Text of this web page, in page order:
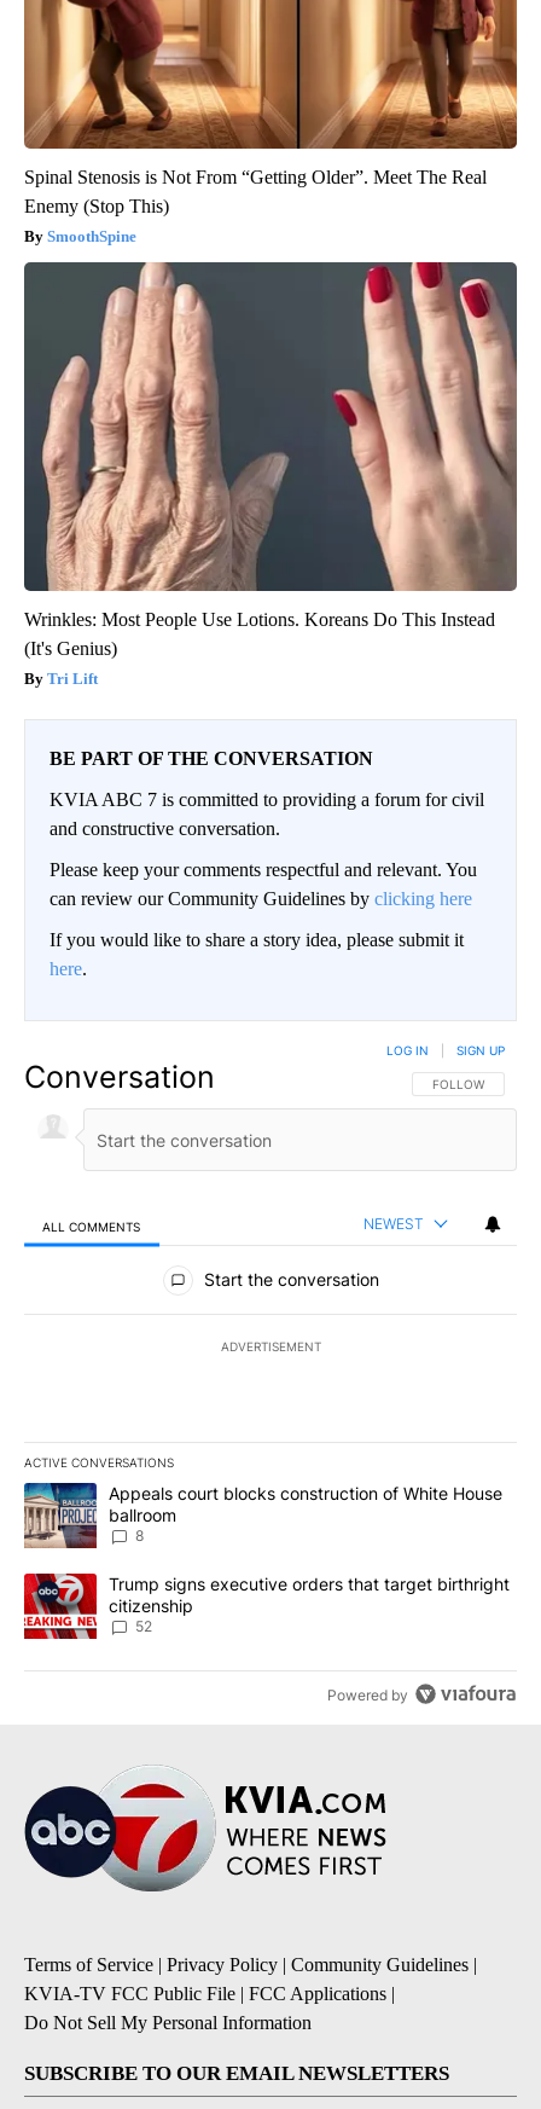
Spinal Stenosis is Not From “Getting Older”. Meet The Real
Enemy (Stop This)
SmoothSpine
Wrinkles: Most People Use Lotions. Koreans Do This Instead
(It's Genius)
Tri Lift
BE PART OF THE CONVERSATION
KVIA ABC 7 is committed to providing a forum for civil
and constructive conversation.
Please keep your comments respectful and relevant. You
can review our Community Guidelines by clicking here
If you would like to share a story idea, please submit it
here.
Conversation FOLLOW THIS
FOLLOW
LOG IN SIGN UP
ALL COMMENTS NEWEST
All Comments
Start the conversation
ADVERTISEMENT
ACTIVE CONVERSATIONS
The following is a list of the most commented articles in the last
A trending article titled "Appeals court blocks construction of
Appeals court blocks construction of White House
ballroom
8
A trending article titled "Trump signs executive orders that
Trump signs executive orders that target birthright
citizenship
52
Powered by
Terms of Service | Privacy Policy | Community Guidelines |
KVIA-TV FCC Public File | FCC Applications |
Do Not Sell My Personal Information
SUBSCRIBE TO OUR EMAIL NEWSLETTERS